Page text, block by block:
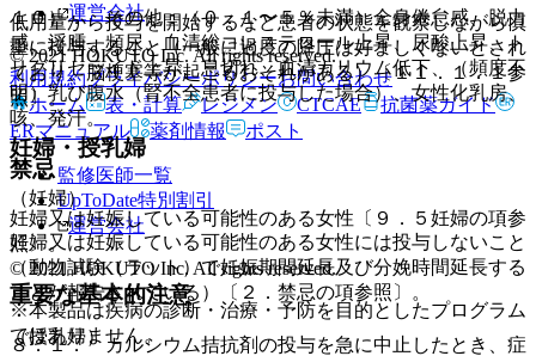
低用量から投与を開始するなど患者の状態を観察しながら慎
重に投与すること（一般に過度の降圧は好ましくないとされ
ており、脳梗塞等が起こるおそれがある）〔１１．１．１参
照〕。
妊婦・授乳婦
（妊婦）
妊婦又は妊娠している可能性のある女性には投与しないこと
（動物試験（ラット）で妊娠期間延長及び分娩時間延長する
ことが報告されている）〔２．禁忌の項参照〕。
（授乳婦）
１０）． その他：（０．１〜５％未満）全身倦怠感、脱力
感、浮腫、頻尿、血清総コレステロール上昇、尿酸上昇、ト
リグリセライド上昇、息切れ、血清カリウム低下、（頻度不
明）乳び腹水（腎不全患者に投与した場合）、女性化乳房、
咳、発汗。
禁忌
妊婦又は妊娠している可能性のある女性〔９．５妊婦の項参
照〕。
重要な基本的注意
８．１． カルシウム拮抗剤の投与を急に中止したとき、症
運営会社
© 2021 HOKUTO Inc. All rights reserved.
利用規約プライバシーポリシーお問い合わせ
ホーム
表・計算 レジメン CTCAE
抗菌薬ガイド
ERマニュアル
薬剤情報 ポスト
監修医師一覧
UpToDate特別割引
運営会社
© 2021 HOKUTO Inc. All rights reserved.
※本製品は疾病の診断・治療・予防を目的としたプログラム
ではありません。